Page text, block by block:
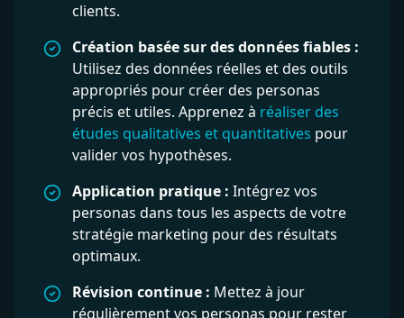
clients.
Création basée sur des données fiables :
Utilisez des données réelles et des outils
appropriés pour créer des personas
précis et utiles. Apprenez à réaliser des
études qualitatives et quantitatives pour
valider vos hypothèses.
Application pratique : Intégrez vos
personas dans tous les aspects de votre
stratégie marketing pour des résultats
optimaux.
Révision continue : Mettez à jour
régulièrement vos personas pour rester